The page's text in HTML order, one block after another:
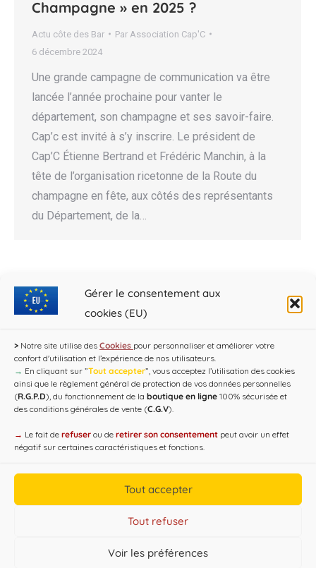
Gérer le consentement aux
cookies (EU)
> Notre site utilise des Cookies pour personnaliser et améliorer votre
confort d'utilisation et l’expérience de nos utilisateurs.
→ En cliquant sur ”Tout accepter”, vous acceptez l’utilisation des cookies
ainsi que le règlement général de protection de vos données personnelles
(R.G.P.D), du fonctionnement de la boutique en ligne 100% sécurisée et
des conditions générales de vente (C.G.V).
→ Le fait de refuser ou de retirer son consentement peut avoir un effet
négatif sur certaines caractéristiques et fonctions.
Tout accepter
Tout refuser
Voir les préférences
Champagne » en 2025 ?
Actu côte des Bar Par Association Cap'C
6 décembre 2024
Une grande campagne de communication va être
lancée l’année prochaine pour vanter le
département, son champagne et ses savoir-faire.
Cap’c est invité à s’y inscrire. Le président de
Cap’C Étienne Bertrand et Frédéric Manchin, à la
tête de l’organisation ricetonne de la Route du
champagne en fête, aux côtés des représentants
du Département, de la…
← … 12 13 14 15
21
Designed byWEB3-DESIGN